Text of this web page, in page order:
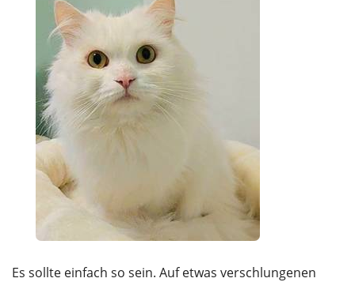
Es sollte einfach so sein. Auf etwas verschlungenen